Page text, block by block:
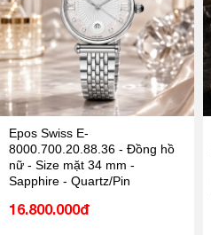
Epos Swiss E-
8000.700.20.88.36 - Đồng hồ
nữ - Size mặt 34 mm -
Sapphire - Quartz/Pin
16.800.000đ